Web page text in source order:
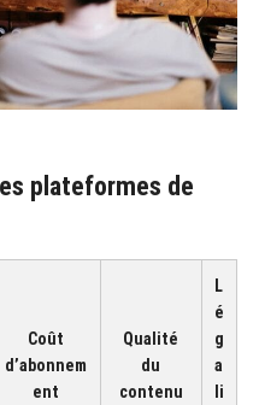
plateformes de
Coût
d’abonnem
ent
Qualité
du
contenu
L
é
g
a
li